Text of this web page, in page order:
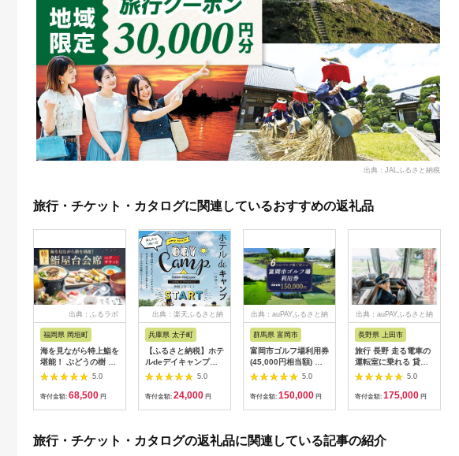
出典：JALふるさと納税
旅行・チケット・カタログに関連しているおすすめの返礼品
出典：ふるラボ
福岡県 岡垣町
海を見ながら特上鮨を
堪能！ ぶどうの樹 鮨
屋台ペア お食事券 海
鮮 海 屋台 食事 ペア
福岡県 岡垣町
5.0
寄付金額: 68,500 円
出典：楽天ふるさと納
兵庫県 太子町
【ふるさと納税】ホテ
ルdeデイキャンプ体
験チケット
【1364991】
5.0
寄付金額: 24,000 円
出典：auPAYふるさと納
群馬県 富岡市
富岡市ゴルフ場利用券
(45,000円相当額) ゴ
ルフ チケット 平日 土
日 祝日 プレー券 関東
群馬県 首都圏 F20E-
5.0
寄付金額: 150,000 円
出典：auPAYふるさと納
長野県 上田市
旅行 長野 走る電車の
運転室に乗れる 貸切
列車でお仕事体験 体
験 チケット 電車 鉄道
列車 サービス 子供 子
5.0
寄付金額: 175,000 円
旅行・チケット・カタログの返礼品に関連している記事の紹介